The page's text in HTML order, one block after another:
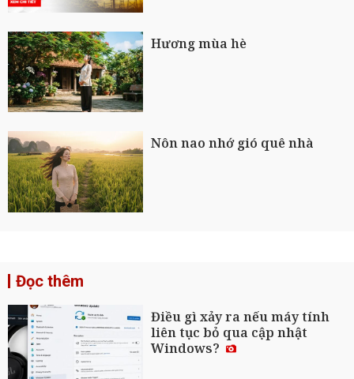
Hương mùa hè
Nôn nao nhớ gió quê nhà
Đọc thêm
Điều gì xảy ra nếu máy tính
liên tục bỏ qua cập nhật
Windows?